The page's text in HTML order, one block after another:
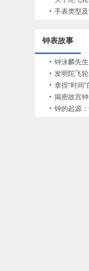
手表类型
钟表故事
钟泳麟先
发明陀飞
易•宝玑先
拿捏“时间
疾修表师
揭密故宫
藏
钟的起源